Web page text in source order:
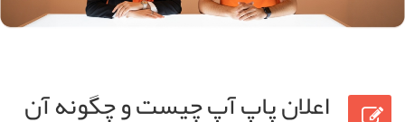
اعلان پاپ آپ چیست و چگونه آن